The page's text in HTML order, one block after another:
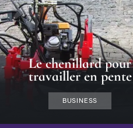
Le chenillard pour
travailler en pente
BUSINESS